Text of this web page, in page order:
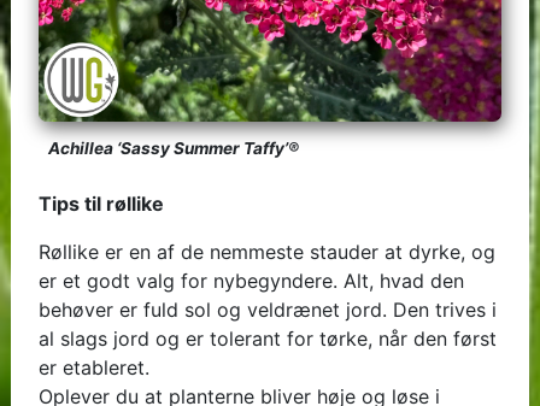
Achillea ‘Sassy Summer Taffy’®
Tips til røllike
Røllike er en af de nemmeste stauder at dyrke, og
er et godt valg for nybegyndere. Alt, hvad den
behøver er fuld sol og veldrænet jord. Den trives i
al slags jord og er tolerant for tørke, når den først
er etableret.
Oplever du at planterne bliver høje og løse i